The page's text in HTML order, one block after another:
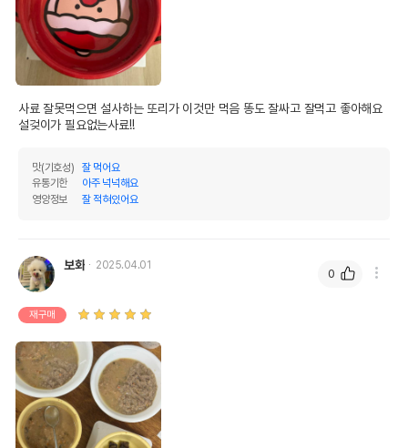
사료 잘못먹으면 설사하는 또리가 이것만 먹음 똥도 잘싸고 잘먹고 좋아해요
설겆이가 필요없는사료!!
맛(기호성)
잘 먹어요
유통기한
아주 넉넉해요
영양정보
잘 적혀있어요
보화 2025.04.01
재구매
0